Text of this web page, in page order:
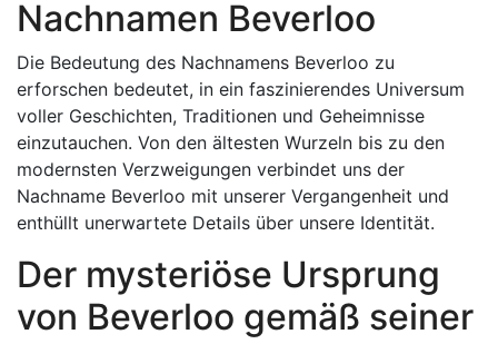
Nachnamen Beverloo
Die Bedeutung des Nachnamens Beverloo zu
erforschen bedeutet, in ein faszinierendes Universum
voller Geschichten, Traditionen und Geheimnisse
einzutauchen. Von den ältesten Wurzeln bis zu den
modernsten Verzweigungen verbindet uns der
Nachname Beverloo mit unserer Vergangenheit und
enthüllt unerwartete Details über unsere Identität.
Der mysteriöse Ursprung
von Beverloo gemäß seiner